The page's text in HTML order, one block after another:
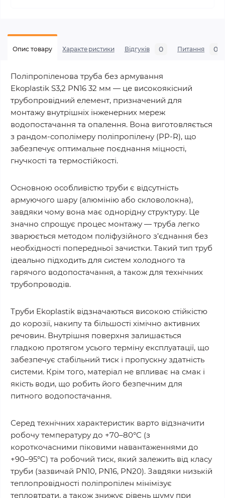
Опис товару Характеристики Відгуків 0 Питання 0
Поліпропіленова труба без армування
Ekoplastik S3,2 PN16 32 мм — це високоякісний
трубопровідний елемент, призначений для
монтажу внутрішніх інженерних мереж
водопостачання та опалення. Вона виготовляється
з рандом-сополімеру поліпропілену (PP-R), що
забезпечує оптимальне поєднання міцності,
гнучкості та термостійкості.
Основною особливістю труби є відсутність
армуючого шару (алюмінію або скловолокна),
завдяки чому вона має однорідну структуру. Це
значно спрощує процес монтажу — труба легко
зварюється методом поліфузійного з’єднання без
необхідності попередньої зачистки. Такий тип труб
ідеально підходить для систем холодного та
гарячого водопостачання, а також для технічних
трубопроводів.
Труби Ekoplastik відзначаються високою стійкістю
до корозії, накипу та більшості хімічно активних
речовин. Внутрішня поверхня залишається
гладкою протягом усього терміну експлуатації, що
забезпечує стабільний тиск і пропускну здатність
системи. Крім того, матеріал не впливає на смак і
якість води, що робить його безпечним для
питного водопостачання.
Серед технічних характеристик варто відзначити
робочу температуру до +70–80°C (з
короткочасними піковими навантаженнями до
+90–95°C) та робочий тиск, який залежить від класу
труби (зазвичай PN10, PN16, PN20). Завдяки низькій
теплопровідності поліпропілен мінімізує
тепловтрати, а також знижує рівень шуму при